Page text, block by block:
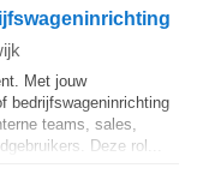
Met jouw
bedrijfswageninrichting
teams, sales,
Deze rol...